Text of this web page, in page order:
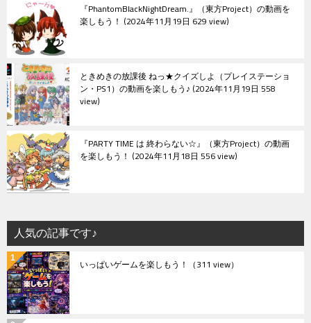
『PhantomBlackNightDream.』（東方Project）の動画を
楽しもう！ 2024年11月19日 629 view
ときめきの放課後 ねっ★クイズしよ（プレイステーショ
ン・PS1）の動画を楽しもう♪ 2024年11月19日 558
view
『PARTY TIME は 終わらない☆』（東方Project）の動画
を楽しもう！ 2024年11月18日 556 view
人気の記事です♪
いっぱいゲームを楽しもう！ （311 view）